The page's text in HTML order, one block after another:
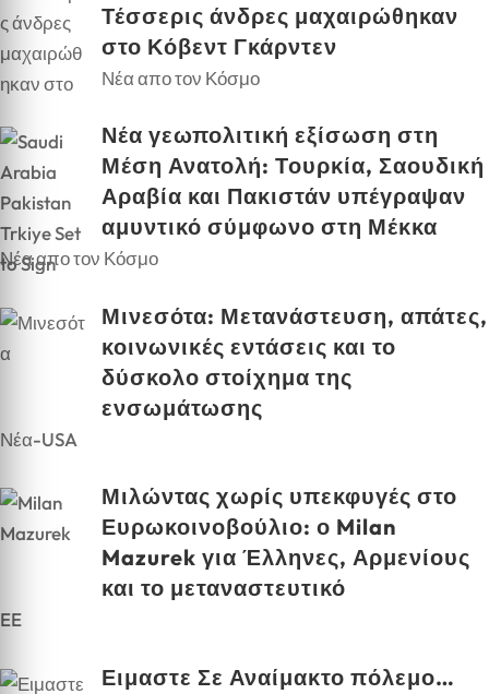
Τέσσερις άνδρες μαχαιρώθηκαν
στο Κόβεντ Γκάρντεν
Νέα απο τον Κόσμο
Νέα γεωπολιτική εξίσωση στη
Μέση Ανατολή: Τουρκία, Σαουδική
Αραβία και Πακιστάν υπέγραψαν
αμυντικό σύμφωνο στη Μέκκα
Νέα απο τον Κόσμο
Μινεσότα: Μετανάστευση, απάτες,
κοινωνικές εντάσεις και το
δύσκολο στοίχημα της
ενσωμάτωσης
Νέα-USA
Μιλώντας χωρίς υπεκφυγές στο
Ευρωκοινοβούλιο: ο Milan
Mazurek για Έλληνες, Αρμενίους
και το μεταναστευτικό
EE
Ειμαστε Σε Αναίμακτο πόλεμο…